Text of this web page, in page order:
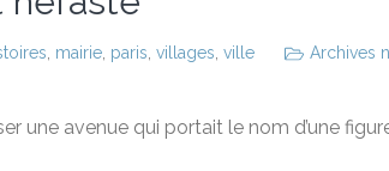
mairie paris villages ville Archives
une avenue qui portait le nom d’une